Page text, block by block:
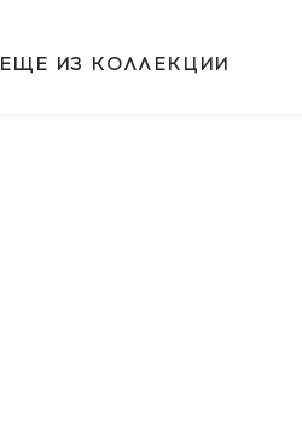
ЕЩЕ ИЗ КОЛЛЕКЦИИ